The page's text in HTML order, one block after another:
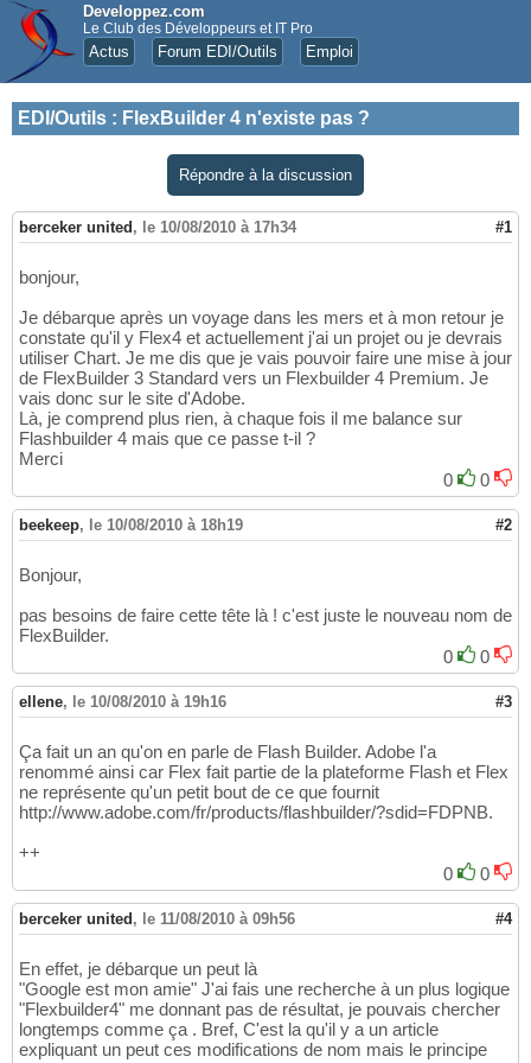
Developpez.com
Le Club des Développeurs et IT Pro
Actus Forum EDI/Outils Emploi
EDI/Outils : FlexBuilder 4 n'existe pas ?
Répondre à la discussion
berceker united , le 10/08/2010 à 17h34 #1
bonjour,
Je débarque après un voyage dans les mers et à mon retour je
constate qu'il y Flex4 et actuellement j'ai un projet ou je devrais
utiliser Chart. Je me dis que je vais pouvoir faire une mise à jour
de FlexBuilder 3 Standard vers un Flexbuilder 4 Premium. Je
vais donc sur le site d'Adobe.
Là, je comprend plus rien, à chaque fois il me balance sur
Flashbuilder 4 mais que ce passe t-il ?
Merci
0
0
beekeep, le 10/08/2010 à 18h19 #2
Bonjour,
pas besoins de faire cette tête là ! c'est juste le nouveau nom de
FlexBuilder.
0
0
ellene, le 10/08/2010 à 19h16 #3
Ça fait un an qu'on en parle de Flash Builder. Adobe l'a
renommé ainsi car Flex fait partie de la plateforme Flash et Flex
ne représente qu'un petit bout de ce que fournit
http://www.adobe.com/fr/products/flashbuilder/?sdid=FDPNB.
++
0
0
berceker united , le 11/08/2010 à 09h56 #4
En effet, je débarque un peut là
"Google est mon amie" J'ai fais une recherche à un plus logique
"Flexbuilder4" me donnant pas de résultat, je pouvais chercher
longtemps comme ça . Bref, C'est la qu'il y a un article
expliquant un peut ces modifications de nom mais le principe